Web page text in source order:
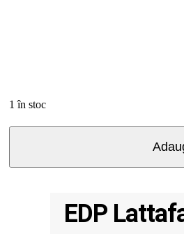
1 în stoc
Cantitate
EDP